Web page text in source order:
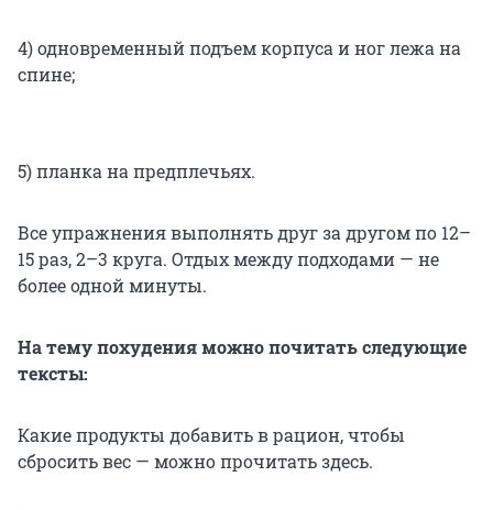
4) одновременный подъем корпуса и ног лежа на
спине;
5) планка на предплечьях.
Все упражнения выполнять друг за другом по 12–
15 раз, 2–3 круга. Отдых между подходами — не
более одной минуты.
На тему похудения можно почитать следующие
тексты:
Какие продукты добавить в рацион, чтобы
сбросить вес — можно прочитать здесь.